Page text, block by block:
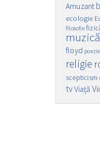
Amuzant
ecologie
filosofie
muzică
floyd poezie
religie
scepticism
tvViaţă